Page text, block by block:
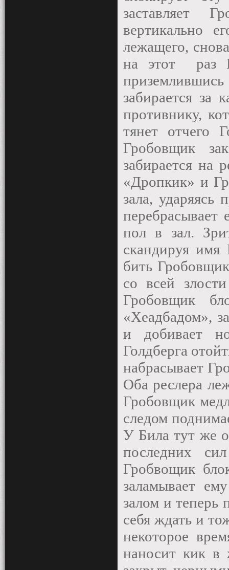
заставляет
вертикально
лежащего,
на этот
раз
забирается за
противнику,
тянет отчего
Гробовщик
забирается на
«Дропкик» и
зала,
пол в зал.
скандируя имя
бить
со всей
Гробовщик
«Хеадбадом»,
и добивает
Голдберга
набрасывает
Оба реслера
Гробовщик
следом
У Била тут же
последних
Гробвощик
заламывает
залом и теперь
себя ждать и
некоторое
наносит кик в